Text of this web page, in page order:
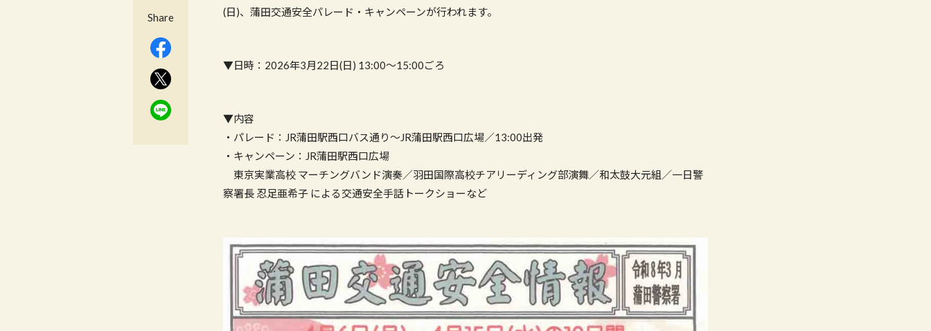
(日)、蒲田交通安全パレード・キャンペーンが行われます。
▼日時：2026年3月22日(日) 13:00〜15:00ごろ
▼内容
・パレード：JR蒲田駅西口バス通り〜JR蒲田駅西口広場／13:00出発
・キャンペーン：JR蒲田駅西口広場
東京実業高校 マーチングバンド演奏／羽田国際高校チアリーディング部演舞／和太鼓大元組／一日警
察署長 忍足亜希子 による交通安全手話トークショーなど
Share